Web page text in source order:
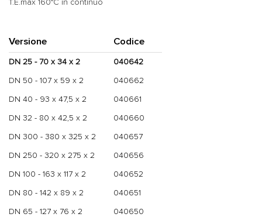
T.E.max 160°C in continuo
Versione Codice
DN 25 - 70 x 34 x 2
040642
DN 50 - 107 x 59 x 2
040662
DN 40 - 93 x 47,5 x 2
040661
DN 32 - 80 x 42,5 x 2
040660
DN 300 - 380 x 325 x 2
040657
DN 250 - 320 x 275 x 2
040656
DN 100 - 163 x 117 x 2
040652
DN 80 - 142 x 89 x 2
040651
DN 65 - 127 x 76 x 2
040650